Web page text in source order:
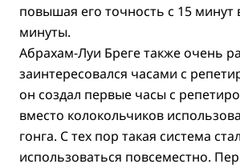
повышая его точность с 15 минут
минуты.
Абрахам-Луи Бреге также очень
заинтересовался часами с
он создал первые часы с
вместо колокольчиков
гонга. С тех пор такая система
использоваться повсеместно.